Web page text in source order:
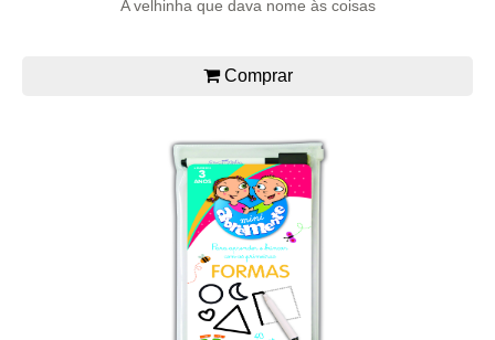
A velhinha que dava nome às coisas
Comprar